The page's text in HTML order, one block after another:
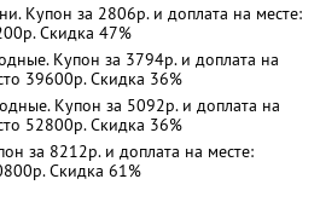
Купон за 2806р. и доплата на месте:
Скидка 47%
Купон за 3794р. и доплата на
39600р. Скидка 36%
Купон за 5092р. и доплата на
52800р. Скидка 36%
за 8212р. и доплата на месте:
Скидка 61%